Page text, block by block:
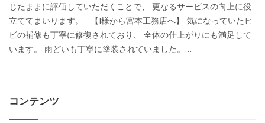
じたままに評価していただくことで、 更なるサービスの向上に役
立ててまいります。 【I様から宮本工務店へ】 気になっていたヒ
ビの補修も丁寧に修復されており、 全体の仕上がりにも満足して
います。 雨どいも丁寧に塗装されていました。…
コンテンツ